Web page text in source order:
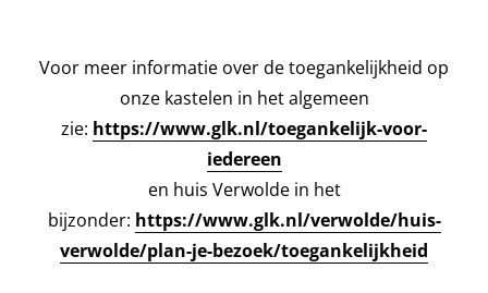
Voor meer informatie over de toegankelijkheid op
onze kastelen in het algemeen
zie: https://www.glk.nl/toegankelijk-voor-
iedereen
en huis Verwolde in het
bijzonder: https://www.glk.nl/verwolde/huis-
verwolde/plan-je-bezoek/toegankelijkheid